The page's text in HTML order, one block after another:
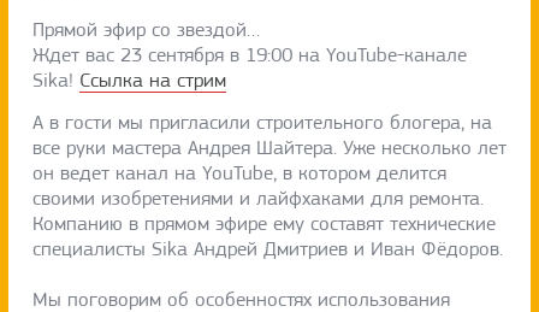
Прямой эфир со звездой…
Ждет вас 23 сентября в 19:00 на YouTube-канале
Sika! Ссылка на стрим
А в гости мы пригласили строительного блогера, на
все руки мастера Андрея Шайтера. Уже несколько лет
он ведет канал на YouTube, в котором делится
своими изобретениями и лайфхаками для ремонта.
Компанию в прямом эфире ему составят технические
специалисты Sika Андрей Дмитриев и Иван Фёдоров.
Мы поговорим об особенностях использования